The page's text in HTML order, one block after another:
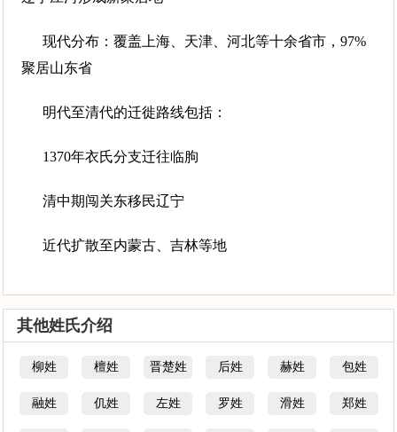
现代分布：覆盖上海、天津、河北等十余省市，97%
聚居山东省
明代至清代的迁徙路线包括：
1370年衣氏分支迁往临朐
清中期闯关东移民辽宁
近代扩散至内蒙古、吉林等地
其他姓氏介绍
柳姓 檀姓 晋楚姓 后姓 赫姓 包姓
融姓 仉姓 左姓 罗姓 滑姓 郑姓